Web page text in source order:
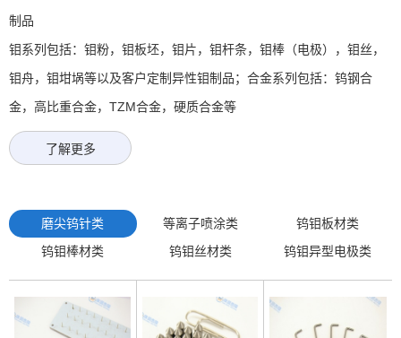
制品
钼系列包括：钼粉，钼板坯，钼片，钼杆条，钼棒（电极），钼丝，
钼舟，钼坩埚等以及客户定制异性钼制品；合金系列包括：钨钢合
金，高比重合金，TZM合金，硬质合金等
了解更多
磨尖钨针类 等离子喷涂类
钨钼板材类
钨钼棒材类
钨钼丝材类 钨钼异型电极类